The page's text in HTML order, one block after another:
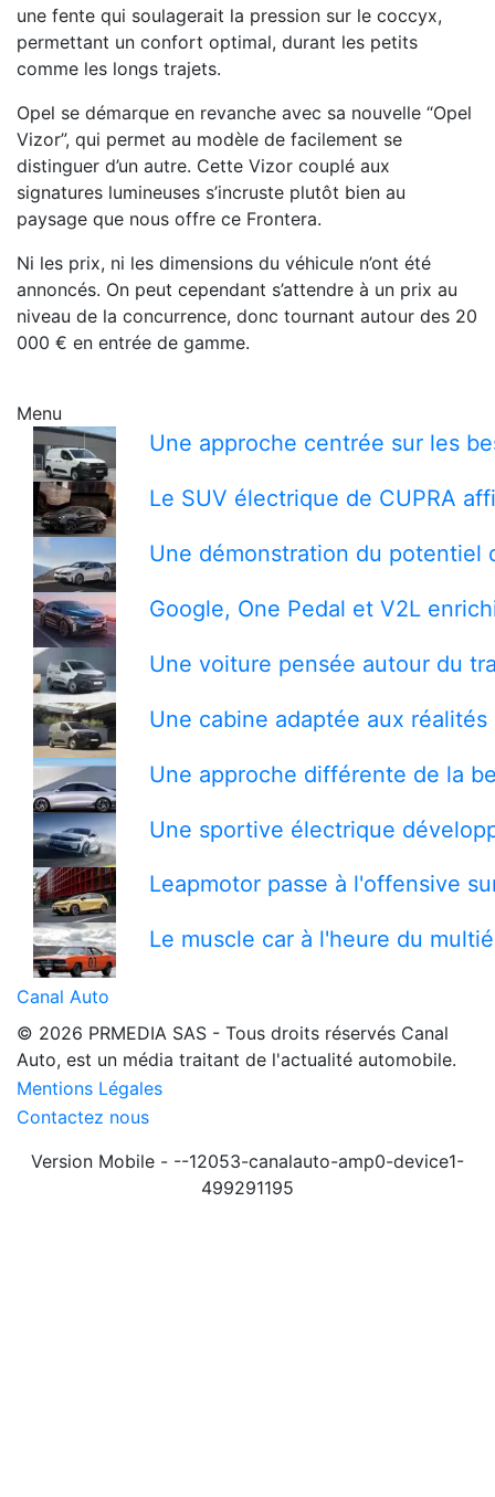
une fente qui soulagerait la pression sur le coccyx,
permettant un confort optimal, durant les petits
comme les longs trajets.
Opel se démarque en revanche avec sa nouvelle “Opel
Vizor”, qui permet au modèle de facilement se
distinguer d’un autre. Cette Vizor couplé aux
signatures lumineuses s’incruste plutôt bien au
paysage que nous offre ce Frontera.
Ni les prix, ni les dimensions du véhicule n’ont été
annoncés. On peut cependant s’attendre à un prix au
niveau de la concurrence, donc tournant autour des 20
000 € en entrée de gamme.
Menu
Une approche centrée sur les
Le SUV électrique de CUPRA
Une démonstration du potentiel
Google, One Pedal et V2L
Une voiture pensée autour du
Une cabine adaptée aux réalités
Une approche différente de la
Une sportive électrique
Leapmotor passe à l'offensive
Le muscle car à l'heure du
Canal Auto
© 2026 PRMEDIA SAS - Tous droits réservés Canal
Auto, est un média traitant de l'actualité automobile.
Mentions Légales
Contactez nous
Version Mobile - --12053-canalauto-amp0-device1-
499291195